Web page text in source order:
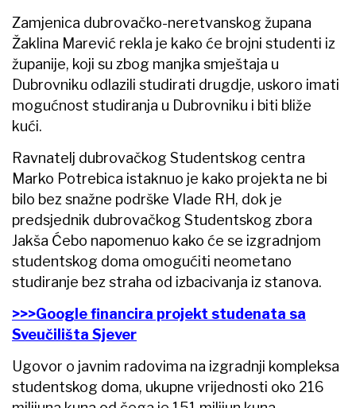
Zamjenica dubrovačko-neretvanskog župana
Žaklina Marević rekla je kako će brojni studenti iz
županije, koji su zbog manjka smještaja u
Dubrovniku odlazili studirati drugdje, uskoro imati
mogućnost studiranja u Dubrovniku i biti bliže
kući.
Ravnatelj dubrovačkog Studentskog centra
Marko Potrebica istaknuo je kako projekta ne bi
bilo bez snažne podrške Vlade RH, dok je
predsjednik dubrovačkog Studentskog zbora
Jakša Ćebo napomenuo kako će se izgradnjom
studentskog doma omogućiti neometano
studiranje bez straha od izbacivanja iz stanova.
>>>Google financira projekt studenata sa
Sveučilišta Sjever
Ugovor o javnim radovima na izgradnji kompleksa
studentskog doma, ukupne vrijednosti oko 216